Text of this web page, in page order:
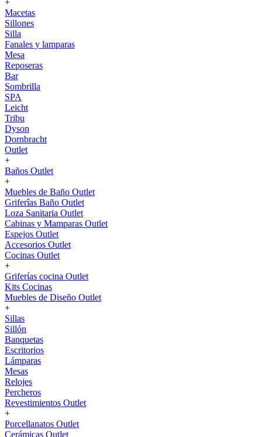
+
Macetas
Sillones
Silla
Fanales y lamparas
Mesa
Reposeras
Bar
Sombrilla
SPA
Leicht
Tribu
Dyson
Dornbracht
Outlet
+
Baños Outlet
+
Muebles de Baño Outlet
Griferîas Baño Outlet
Loza Sanitaria Outlet
Cabinas y Mamparas Outlet
Espejos Outlet
Accesorios Outlet
Cocinas Outlet
+
Griferías cocina Outlet
Kits Cocinas
Muebles de Diseño Outlet
+
Sillas
Sillón
Banquetas
Escritorios
Lámparas
Mesas
Relojes
Percheros
Revestimientos Outlet
+
Porcellanatos Outlet
Cerámicas Outlet